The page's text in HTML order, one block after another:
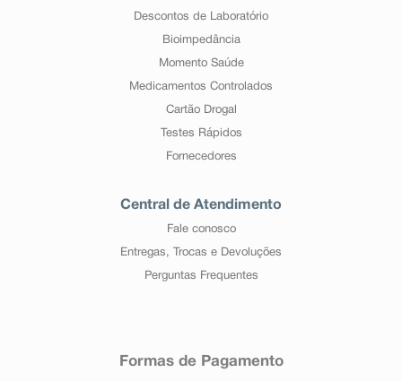
Descontos de Laboratório
Bioimpedância
Momento Saúde
Medicamentos Controlados
Cartão Drogal
Testes Rápidos
Fornecedores
Central de Atendimento
Fale conosco
Entregas, Trocas e Devoluções
Perguntas Frequentes
Formas de Pagamento